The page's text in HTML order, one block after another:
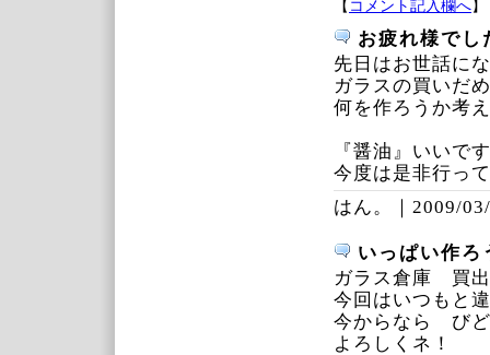
【 コメント記入欄へ】
お疲れ様でし
先日はお世話に
ガラスの買いだ
何を作ろうか考
『醤油』いいで
今度は是非行っ
はん。｜ 2009/
いっぱい作ろ
ガラス倉庫 買
今回はいつもと
今からなら びど
よろしくネ！